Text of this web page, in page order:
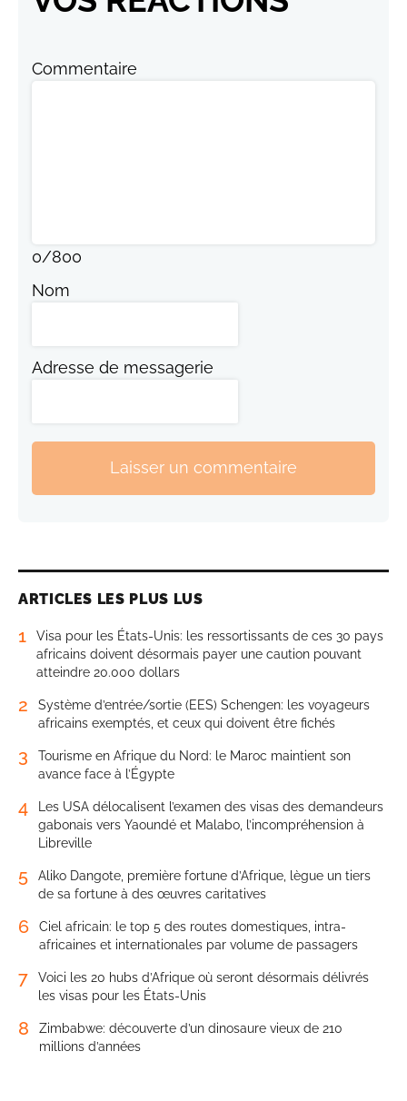
Commentaire
0/800
Nom
Adresse de messagerie
Laisser un commentaire
ARTICLES LES PLUS LUS
1
Visa pour les États-Unis: les ressortissants de ces 30 pays
africains doivent désormais payer une caution pouvant
atteindre 20.000 dollars
2
Système d’entrée/sortie (EES) Schengen: les voyageurs
africains exemptés, et ceux qui doivent être fichés
3
Tourisme en Afrique du Nord: le Maroc maintient son
avance face à l’Égypte
4
Les USA délocalisent l’examen des visas des demandeurs
gabonais vers Yaoundé et Malabo, l’incompréhension à
Libreville
5
Aliko Dangote, première fortune d’Afrique, lègue un tiers
de sa fortune à des œuvres caritatives
6
Ciel africain: le top 5 des routes domestiques, intra-
africaines et internationales par volume de passagers
7
Voici les 20 hubs d’Afrique où seront désormais délivrés
les visas pour les États-Unis
8
Zimbabwe: découverte d’un dinosaure vieux de 210
millions d’années